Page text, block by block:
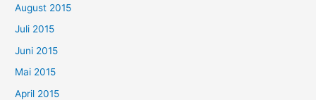
August 2015
Juli 2015
Juni 2015
Mai 2015
April 2015